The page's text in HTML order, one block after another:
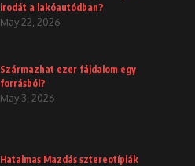
irodát a lakóautódban?
May 22, 2026
Származhat ezer fájdalom egy
forrásból?
May 3, 2026
Hatalmas Mazdás sztereotípiák